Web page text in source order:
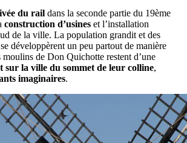
du rail dans la seconde partie du 19ème
construction d’usines et l’installation
de la ville. La population grandit et des
développèrent un peu partout de manière
moulins de Don Quichotte restent d’une
sur la ville du sommet de leur colline,
imaginaires.